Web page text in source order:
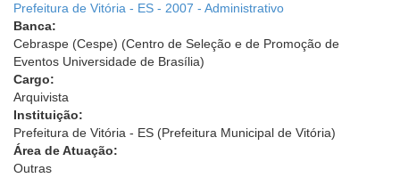
Prefeitura de Vitória - ES - 2007 - Administrativo
Banca:
Cebraspe (Cespe) (Centro de Seleção e de Promoção de
Eventos Universidade de Brasília)
Cargo:
Arquivista
Instituição:
Prefeitura de Vitória - ES (Prefeitura Municipal de Vitória)
Área de Atuação:
Outras